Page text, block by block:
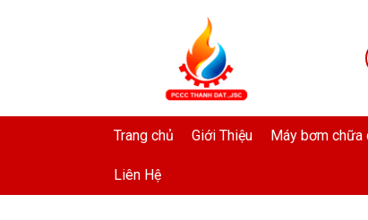
Trang chủ Giới Thiệu Máy bơm chữa
Liên Hệ